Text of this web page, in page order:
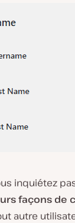
inquiétez
façons de
autre